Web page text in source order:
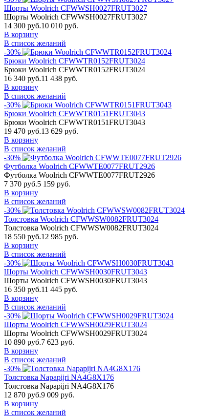
Шорты Woolrich CFWWSH0027FRUT3027
Шорты Woolrich CFWWSH0027FRUT3027
14 300 руб.10 010 руб.
В корзину
В список желаний
-30%
Брюки Woolrich CFWWTR0152FRUT3024
Брюки Woolrich CFWWTR0152FRUT3024
16 340 руб.11 438 руб.
В корзину
В список желаний
-30%
Брюки Woolrich CFWWTR0151FRUT3043
Брюки Woolrich CFWWTR0151FRUT3043
19 470 руб.13 629 руб.
В корзину
В список желаний
-30%
Футболка Woolrich CFWWTE0077FRUT2926
Футболка Woolrich CFWWTE0077FRUT2926
7 370 руб.5 159 руб.
В корзину
В список желаний
-30%
Толстовка Woolrich CFWWSW0082FRUT3024
Толстовка Woolrich CFWWSW0082FRUT3024
18 550 руб.12 985 руб.
В корзину
В список желаний
-30%
Шорты Woolrich CFWWSH0030FRUT3043
Шорты Woolrich CFWWSH0030FRUT3043
16 350 руб.11 445 руб.
В корзину
В список желаний
-30%
Шорты Woolrich CFWWSH0029FRUT3024
Шорты Woolrich CFWWSH0029FRUT3024
10 890 руб.7 623 руб.
В корзину
В список желаний
-30%
Толстовка Napapijri NA4G8X176
Толстовка Napapijri NA4G8X176
12 870 руб.9 009 руб.
В корзину
В список желаний